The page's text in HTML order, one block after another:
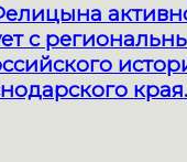
с
края.